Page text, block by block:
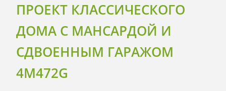
ПРОЕКТ КЛАССИЧЕСКОГО
ДОМА С МАНСАРДОЙ И
СДВОЕННЫМ ГАРАЖОМ
4M472G